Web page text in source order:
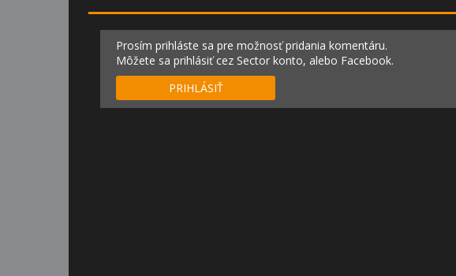
Prosím prihláste sa pre možnosť pridania komentáru.
Môžete sa prihlásiť cez Sector konto, alebo Facebook.
PRIHLÁSIŤ